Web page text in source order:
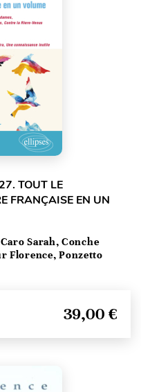
TOUT LE
FRANÇAISE EN UN
Sarah, Conche
Florence, Ponzetto
39,00 €